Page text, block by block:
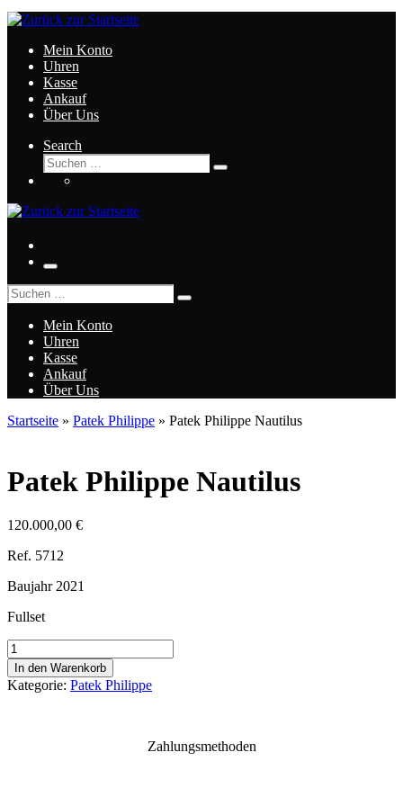
Zum
Inhalt
springenMein Konto
Uhren
Kasse
Ankauf
Über Uns
Search
Suche
Suchen
Menü
Suche
Suchen
Mein Konto
Uhren
Kasse
Ankauf
Über Uns
Startseite » Patek Philippe » Patek Philippe Nautilus
Patek Philippe Nautilus
120.000,00 €
Ref. 5712
Baujahr 2021
Fullset
Patek
Philippe
Nautilus
Menge
In den Warenkorb
Kategorie: Patek Philippe
Zahlungsmethoden